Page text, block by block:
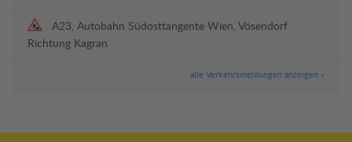
A23, Autobahn Südosttangente Wien, Vösendorf
Richtung Kagran
alle Verkehrsmeldungen anzeigen »